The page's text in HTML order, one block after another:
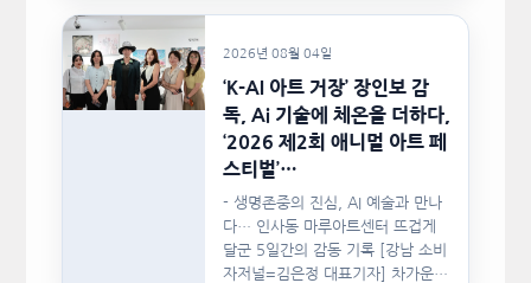
2026년 08월 04일
‘K-AI 아트 거장’ 장인보 감
독, Ai 기술에 체온을 더하다,
‘2026 제2회 애니멀 아트 페
스티벌’…
- 생명존중의 진심, AI 예술과 만나
다… 인사동 마루아트센터 뜨겁게
달군 5일간의 감동 기록 [강남 소비
자저널=김은정 대표기자] 차가운